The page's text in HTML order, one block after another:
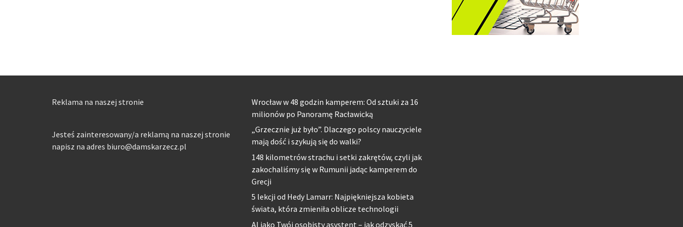
Reklama na naszej stronie
Jesteś zainteresowany/a reklamą na naszej stronie
napisz na adres biuro@damskarzecz.pl
Wrocław w 48 godzin kamperem: Od sztuki za 16
milionów po Panoramę Racławicką
„Grzecznie już było”. Dlaczego polscy nauczyciele
mają dość i szykują się do walki?
148 kilometrów strachu i setki zakrętów, czyli jak
zakochaliśmy się w Rumunii jadąc kamperem do
Grecji
5 lekcji od Hedy Lamarr: Najpiękniejsza kobieta
świata, która zmieniła oblicze technologii
AI jako Twój osobisty asystent – jak odzyskać 5